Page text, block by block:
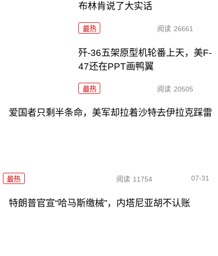
布林肯说了大实话
最热 阅读 26661
歼-36五架原型机轮番上天，美F-
47还在PPT画鸭翼
最热 阅读 20505
爱国者只剩半条命，美军却拉着沙特去伊拉克踩雷
最热 阅读 11754 07-31
特朗普官宣“哈马斯缴械”，内塔尼亚胡不认账